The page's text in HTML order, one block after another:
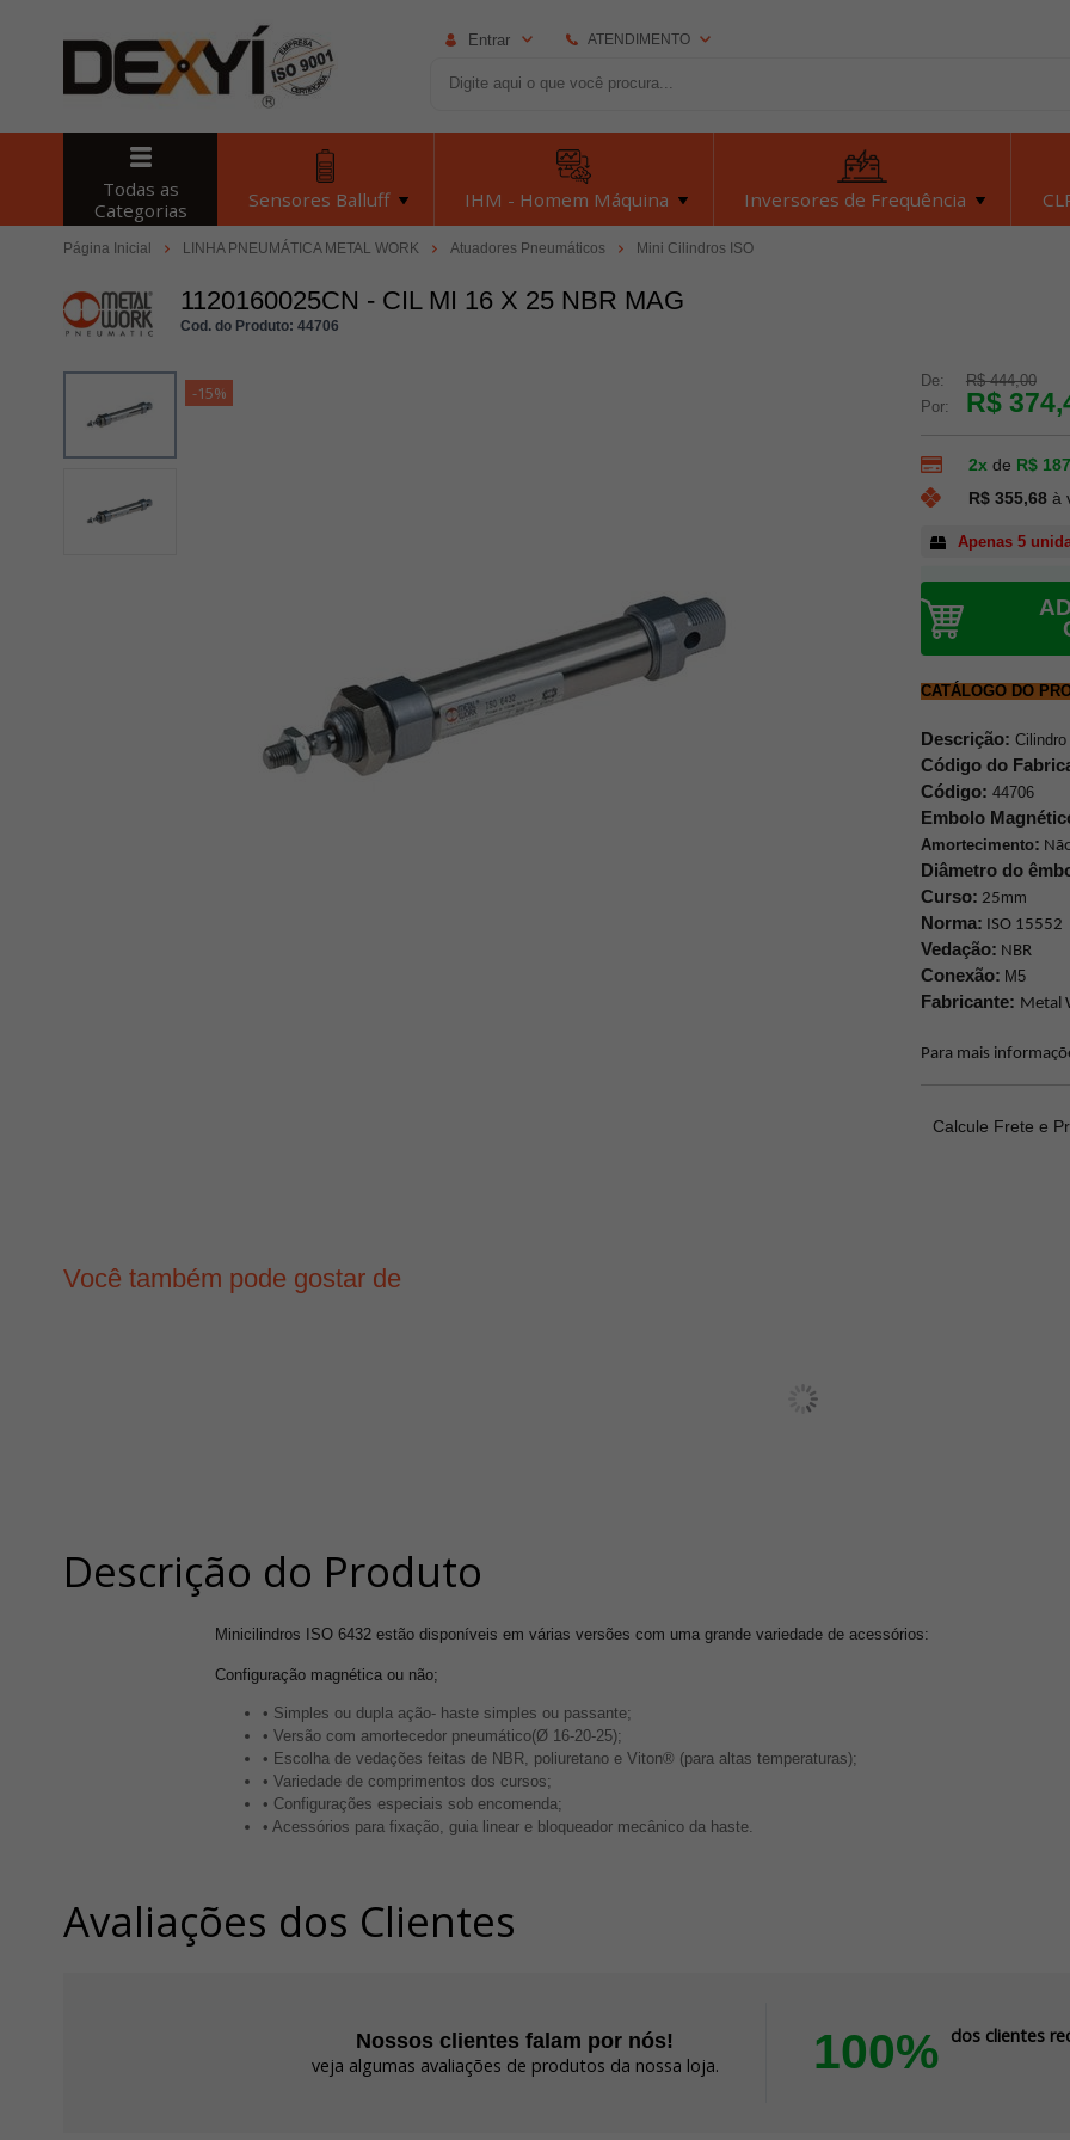
Entrar ATENDIMENTO
dexyiloja@dexyi.com.br
Atendimento Online
Todas as
Categorias
Sensores Balluff IHM - Homem Máquina Inversores de Frequência
Página Inicial LINHA PNEUMÁTICA METAL WORK Atuadores Pneumáticos Mini Cilindros ISO
1120160025CN - CIL MI 16 X 25 NBR MAG
Cod. do Produto: 44706
-15%
De:
R$ 444,00
Por:
R$
2x de R$
R$ 355,68à
Apenas 5
CATÁLOGO DO
Descrição:
Código do
Código:44706
Embolo
Amortecimento:
Diâmetro do
Curso: 25mm
Norma: ISO 15552
Vedação: NBR
Conexão: M5
Fabricante: Metal
Para mais
Calcule Frete e
Você também pode gostar de
Descrição do Produto
Minicilindros ISO 6432 estão disponíveis em várias versões com uma grande variedade de acessórios:
Configuração magnética ou não;
• Simples ou dupla ação- haste simples ou passante;
• Versão com amortecedor pneumático(Ø 16-20-25);
• Escolha de vedações feitas de NBR, poliuretano e Viton® (para altas temperaturas);
• Variedade de comprimentos dos cursos;
• Configurações especiais sob encomenda;
• Acessórios para fixação, guia linear e bloqueador mecânico da haste.
Avaliações dos Clientes
Nossos clientes falam por nós!
veja algumas avaliações de produtos da nossa loja. 100% dos clientes